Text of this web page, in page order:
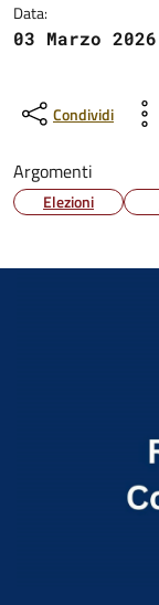
Data:
03 Marzo 2026
Condividi
Argomenti
Elezioni